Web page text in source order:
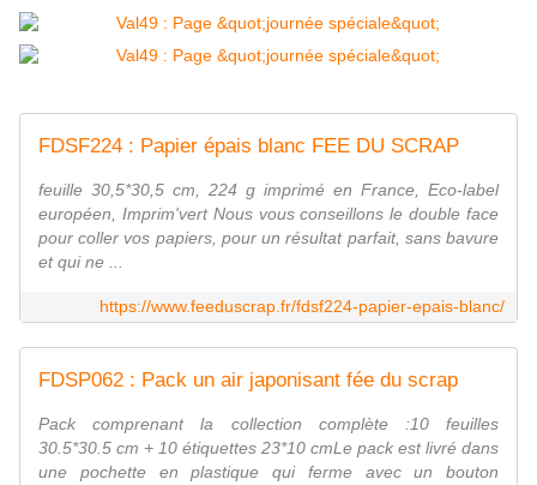
FDSF224 : Papier épais blanc FEE DU SCRAP
feuille 30,5*30,5 cm, 224 g imprimé en France, Eco-label
européen, Imprim'vert Nous vous conseillons le double face
pour coller vos papiers, pour un résultat parfait, sans bavure
et qui ne ...
https://www.feeduscrap.fr/fdsf224-papier-epais-blanc/
FDSP062 : Pack un air japonisant fée du scrap
Pack comprenant la collection complète :10 feuilles
30.5*30.5 cm + 10 étiquettes 23*10 cmLe pack est livré dans
une pochette en plastique qui ferme avec un bouton